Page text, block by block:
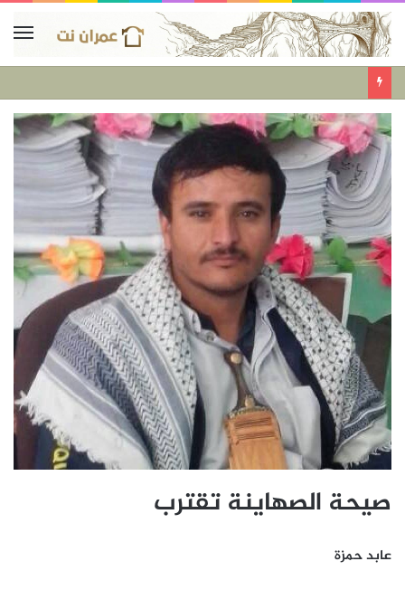
صيحة الصهاينة تقترب
عابد حمزة